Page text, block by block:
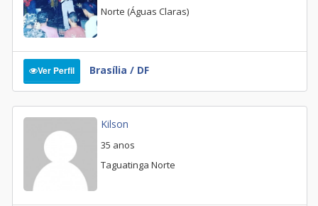
Norte (Águas Claras)
Ver Perfil Brasília / DF
Kilson
35 anos
Taguatinga Norte